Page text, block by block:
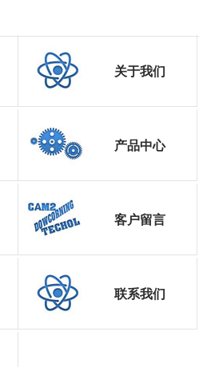
关于我们
产品中心
客户留言
联系我们